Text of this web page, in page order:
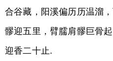
合谷藏，阳溪偏历历温溜
髎迎五里，臂臑肩髎巨骨
迎香二十止.